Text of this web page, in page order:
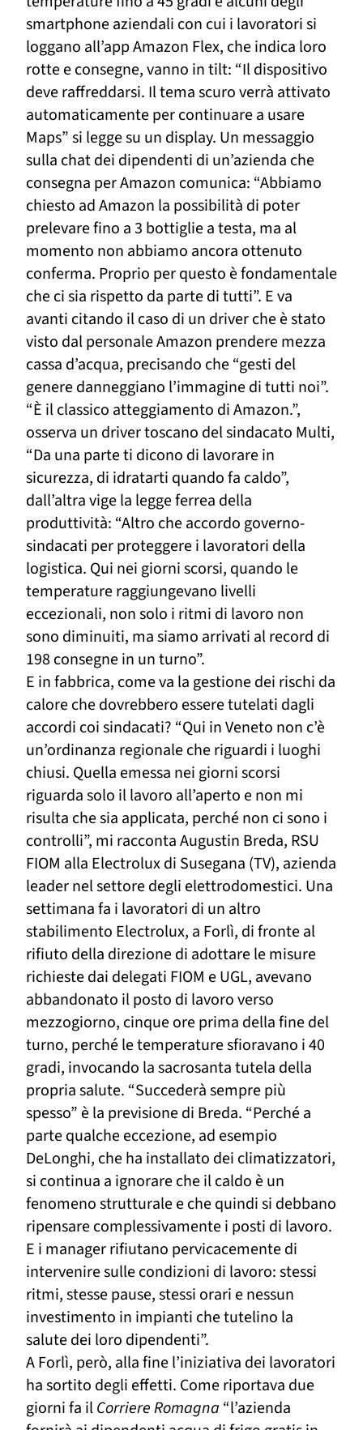
smartphone aziendali con cui i lavoratori si
loggano all’app Amazon Flex, che indica loro
rotte e consegne, vanno in tilt: “Il dispositivo
deve raffreddarsi. Il tema scuro verrà attivato
automaticamente per continuare a usare
Maps” si legge su un display. Un messaggio
sulla chat dei dipendenti di un’azienda che
consegna per Amazon comunica: “Abbiamo
chiesto ad Amazon la possibilità di poter
prelevare fino a 3 bottiglie a testa, ma al
momento non abbiamo ancora ottenuto
conferma. Proprio per questo è fondamentale
che ci sia rispetto da parte di tutti”. E va
avanti citando il caso di un driver che è stato
visto dal personale Amazon prendere mezza
cassa d’acqua, precisando che “gesti del
genere danneggiano l’immagine di tutti noi”.
“È il classico atteggiamento di Amazon.”,
osserva un driver toscano del sindacato Multi,
“Da una parte ti dicono di lavorare in
sicurezza, di idratarti quando fa caldo”,
dall’altra vige la legge ferrea della
produttività: “Altro che accordo governo-
sindacati per proteggere i lavoratori della
logistica. Qui nei giorni scorsi, quando le
temperature raggiungevano livelli
eccezionali, non solo i ritmi di lavoro non
sono diminuiti, ma siamo arrivati al record di
198 consegne in un turno”.
E in fabbrica, come va la gestione dei rischi da
calore che dovrebbero essere tutelati dagli
accordi coi sindacati? “Qui in Veneto non c’è
un’ordinanza regionale che riguardi i luoghi
chiusi. Quella emessa nei giorni scorsi
riguarda solo il lavoro all’aperto e non mi
risulta che sia applicata, perché non ci sono i
controlli”, mi racconta Augustin Breda, RSU
FIOM alla Electrolux di Susegana (TV), azienda
leader nel settore degli elettrodomestici. Una
settimana fa i lavoratori di un altro
stabilimento Electrolux, a Forlì, di fronte al
rifiuto della direzione di adottare le misure
richieste dai delegati FIOM e UGL, avevano
abbandonato il posto di lavoro verso
mezzogiorno, cinque ore prima della fine del
turno, perché le temperature sfioravano i 40
gradi, invocando la sacrosanta tutela della
propria salute. “Succederà sempre più
spesso” è la previsione di Breda. “Perché a
parte qualche eccezione, ad esempio
DeLonghi, che ha installato dei climatizzatori,
si continua a ignorare che il caldo è un
fenomeno strutturale e che quindi si debbano
ripensare complessivamente i posti di lavoro.
E i manager rifiutano pervicacemente di
intervenire sulle condizioni di lavoro: stessi
ritmi, stesse pause, stessi orari e nessun
investimento in impianti che tutelino la
salute dei loro dipendenti”.
A Forlì, però, alla fine l’iniziativa dei lavoratori
ha sortito degli effetti. Come riportava due
giorni fa ilCorriere Romagna “l’azienda